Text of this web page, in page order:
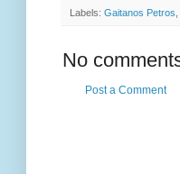
Labels: Gaitanos Petros
No
Post a Comment